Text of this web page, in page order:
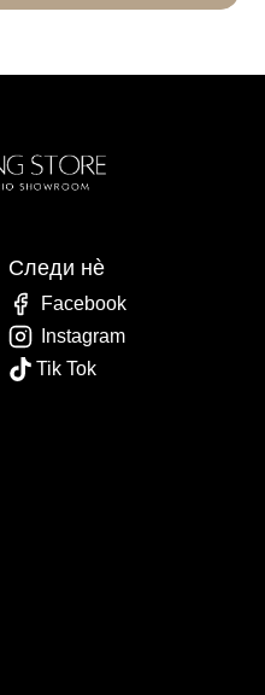
Следи нè
Facebook
Instagram
Tik Tok